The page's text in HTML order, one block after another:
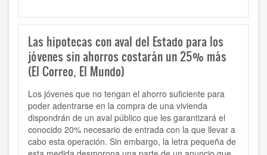
Las hipotecas con aval del Estado para los
jóvenes sin ahorros costarán un 25% más
(El Correo, El Mundo)
Los jóvenes que no tengan el ahorro suficiente para
poder adentrarse en la compra de una vivienda
dispondrán de un aval público que les garantizará el
conocido 20% necesario de entrada con la que llevar a
cabo esta operación. Sin embargo, la letra pequeña de